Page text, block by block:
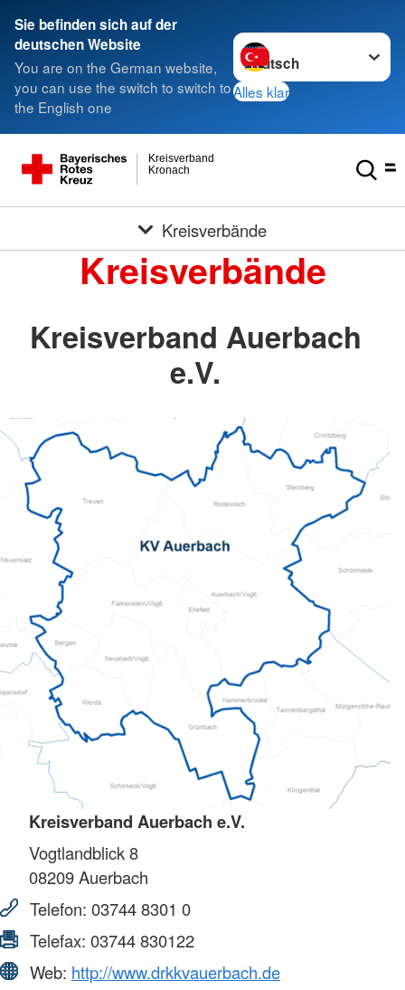
Sie befinden sich auf der
deutschen Website
You are on the German website,
you can use the switch to switch to
the English one
Sprache wechseln zu
Alles klar
Kronach
Kreisverband
Kreisverbände
Kreisverbände
Kreisverband Auerbach
e.V.
Kreisverband Auerbach e.V.
Vogtlandblick 8
08209Auerbach
Telefon: 03744 8301 0
Telefax: 03744 830122
Web: http://www.drkkvauerbach.de